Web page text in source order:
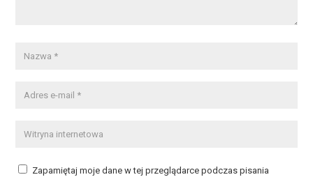
Zapamiętaj moje dane w tej przeglądarce podczas pisania